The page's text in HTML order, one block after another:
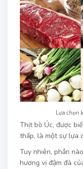
Lựa chọn
Thịt bò Úc, được
thấp, là một sự lựa
Tuy nhiên, phần
hương vị đậm đà